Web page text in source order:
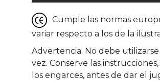
Cumple las normas
variar respecto a los de la
Advertencia. No debe
vez. Conserve las
los engarces, antes de dar el